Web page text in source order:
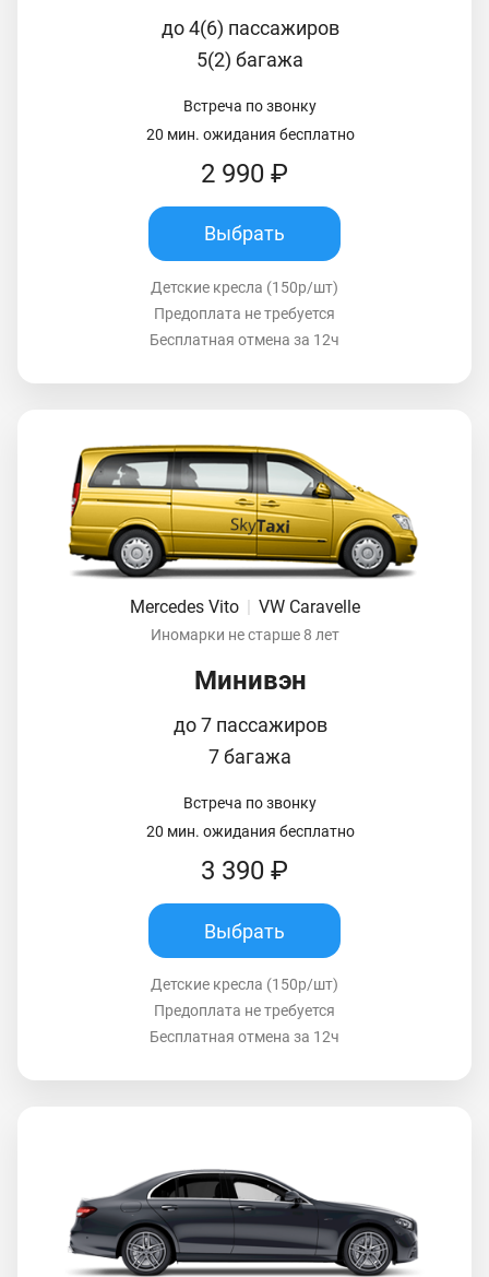
до 4(6) пассажиров
5(2) багажа
Встреча по звонку
20 мин. ожидания бесплатно
2 990 ₽
Выбрать
Детские кресла (150р/шт)
Предоплата не требуется
Бесплатная отмена за 12ч
Mercedes Vito VW Caravelle
Иномарки не старше 8 лет
Минивэн
до 7 пассажиров
7 багажа
Встреча по звонку
20 мин. ожидания бесплатно
3 390 ₽
Выбрать
Детские кресла (150р/шт)
Предоплата не требуется
Бесплатная отмена за 12ч